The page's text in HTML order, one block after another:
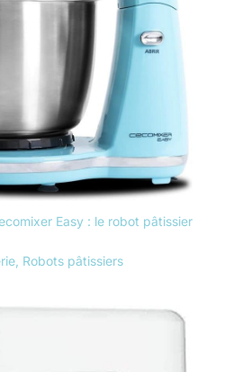
Easy : le robot pâtissier
Robots pâtissiers